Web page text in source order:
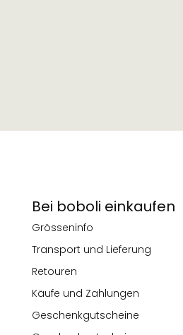
Bei boboli einkaufen
Grösseninfo
Transport und Lieferung
Retouren
Käufe und Zahlungen
Geschenkgutscheine